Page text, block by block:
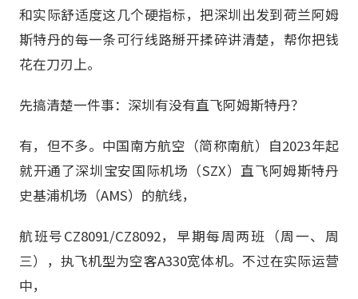
和实际舒适度这几个硬指标，把深圳出发到荷兰阿姆
斯特丹的每一条可行线路掰开揉碎讲清楚，帮你把钱
花在刀刃上。
先搞清楚一件事：深圳有没有直飞阿姆斯特丹？
有，但不多。中国南方航空（简称南航）自2023年起
就开通了深圳宝安国际机场（SZX）直飞阿姆斯特丹
史基浦机场（AMS）的航线，
航班号CZ8091/CZ8092，早期每周两班（周一、周
三），执飞机型为空客A330宽体机。不过在实际运营
中，